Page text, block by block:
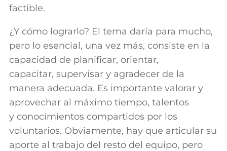
factible.
¿Y cómo lograrlo? El tema daría para mucho,
pero lo esencial, una vez más, consiste en la
capacidad de planificar, orientar,
capacitar, supervisar y agradecer de la
manera adecuada. Es importante valorar y
aprovechar al máximo tiempo, talentos
y conocimientos compartidos por los
voluntarios. Obviamente, hay que articular su
aporte al trabajo del resto del equipo, pero